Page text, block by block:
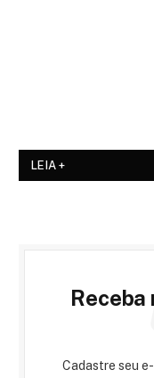
LEIA +
Receba
Cadastre seu